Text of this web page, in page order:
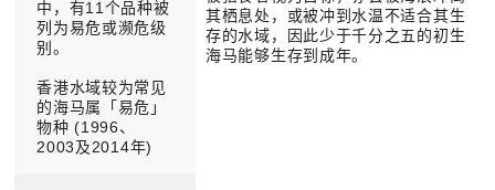
中，有11个品种被
列为易危或濒危级
别。
香港水域较为常见
的海马属「易危」
物种 (1996、
2003及2014年)
其栖息处，或被冲到水温不适合其生
存的水域，因此少于千分之五的初生
海马能够生存到成年。